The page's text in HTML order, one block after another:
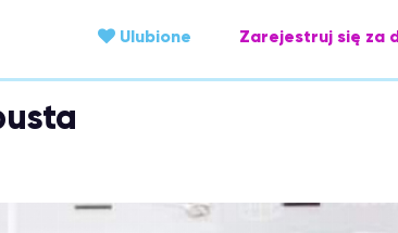
Ulubione Zarejestruj się za